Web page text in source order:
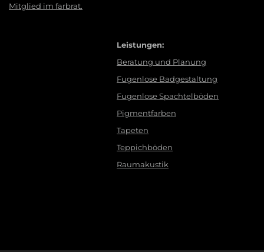
Mitglied im farbrat.
Leistungen:
Beratung und Planung
Fugenlose Badgestaltung
Fugenlose Spachtelböden
Pigmentfarben
Tapeten
Teppichböden
Raumakustik